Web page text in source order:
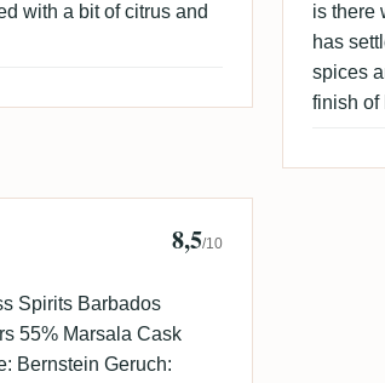
with a bit of citrus and
is there
has
spices
finish of
8,5/10
Spirits Barbados
55% Marsala Cask
Bernstein Geruch: